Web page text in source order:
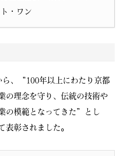
・ワン
ら、“100年以上にわたり京都
の理念を守り、伝統の技術や
の模範となってきた”とし
表彰されました。